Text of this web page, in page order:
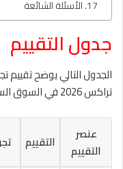
الأسئلة الشائعة
جدول التقييم
الجدول التالي يوضح تقييم
تراكس 2026 في السوق السعودي:
عنصر
التقييم
التقييم